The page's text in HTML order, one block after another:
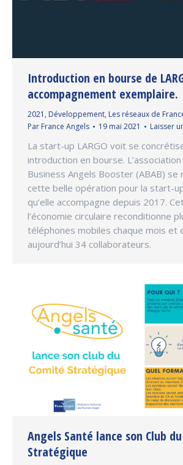
Introduction en bourse de
accompagnement exemplaire.
2021 , Développement, Les réseaux de
Par France Angels 19 mai 2021 Laisser
La start-up LARGO voit se
introduction en bourse.
Business Angels Booster (ABAB) se
cette belle opération pour la start-
qu’elle accompagne depuis 2017.
l’économie circulaire reconditionne
téléphones mobiles chaque mois et
aujourd’hui 34 collaborateurs.
Angels Santé lance son Club
Stratégique